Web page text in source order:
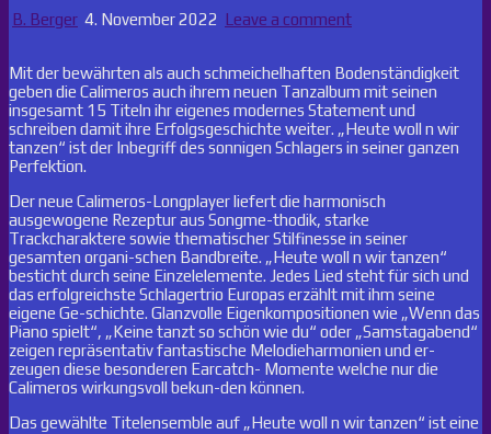
B. Berger 4. November 2022 Leave a comment
Mit der bewährten als auch schmeichelhaften Bodenständigkeit
geben die Calimeros auch ihrem neuen Tanzalbum mit seinen
insgesamt 15 Titeln ihr eigenes modernes Statement und
schreiben damit ihre Erfolgsgeschichte weiter. „Heute woll n wir
tanzen“ ist der Inbegriff des sonnigen Schlagers in seiner ganzen
Perfektion.
Der neue Calimeros-Longplayer liefert die harmonisch
ausgewogene Rezeptur aus Songme-thodik, starke
Trackcharaktere sowie thematischer Stilfinesse in seiner
gesamten organi-schen Bandbreite. „Heute woll n wir tanzen“
besticht durch seine Einzelelemente. Jedes Lied steht für sich und
das erfolgreichste Schlagertrio Europas erzählt mit ihm seine
eigene Ge-schichte. Glanzvolle Eigenkompositionen wie „Wenn das
Piano spielt“, „Keine tanzt so schön wie du“ oder „Samstagabend“
zeigen repräsentativ fantastische Melodieharmonien und er-
zeugen diese besonderen Earcatch- Momente welche nur die
Calimeros wirkungsvoll bekun-den können.
Das gewählte Titelensemble auf „Heute woll n wir tanzen“ ist eine